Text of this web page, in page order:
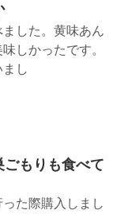
した。黄味あん
しかったです。
し
もりも食べて
た際購入しまし